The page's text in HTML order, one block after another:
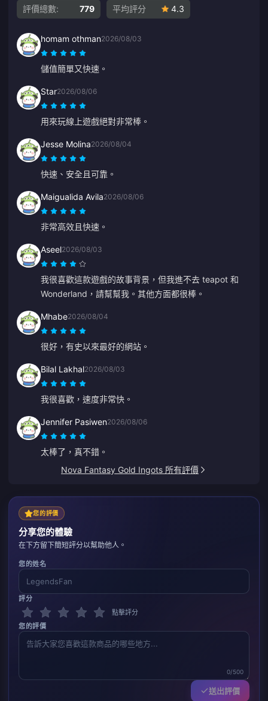
評價總數: 779 平均評分 4.3
homam othman2026/08/03
儲值簡單又快速。
Star2026/08/06
用來玩線上遊戲絕對非常棒。
Jesse Molina2026/08/04
快速、安全且可靠。
Maigualida Avila2026/08/06
非常高效且快速。
Aseel2026/08/03
我很喜歡這款遊戲的故事背景，但我進不去 teapot 和
Wonderland，請幫幫我。其他方面都很棒。
Mhabe2026/08/04
很好，有史以來最好的網站。
Bilal Lakhal2026/08/03
我很喜歡，速度非常快。
Jennifer Pasiwen2026/08/06
太棒了，真不錯。
Nova Fantasy Gold Ingots 所有評價
您的評價
分享您的體驗
在下方留下簡短評分以幫助他人。
您的姓名
評分
點擊評分
您的評價
0/500
送出評價